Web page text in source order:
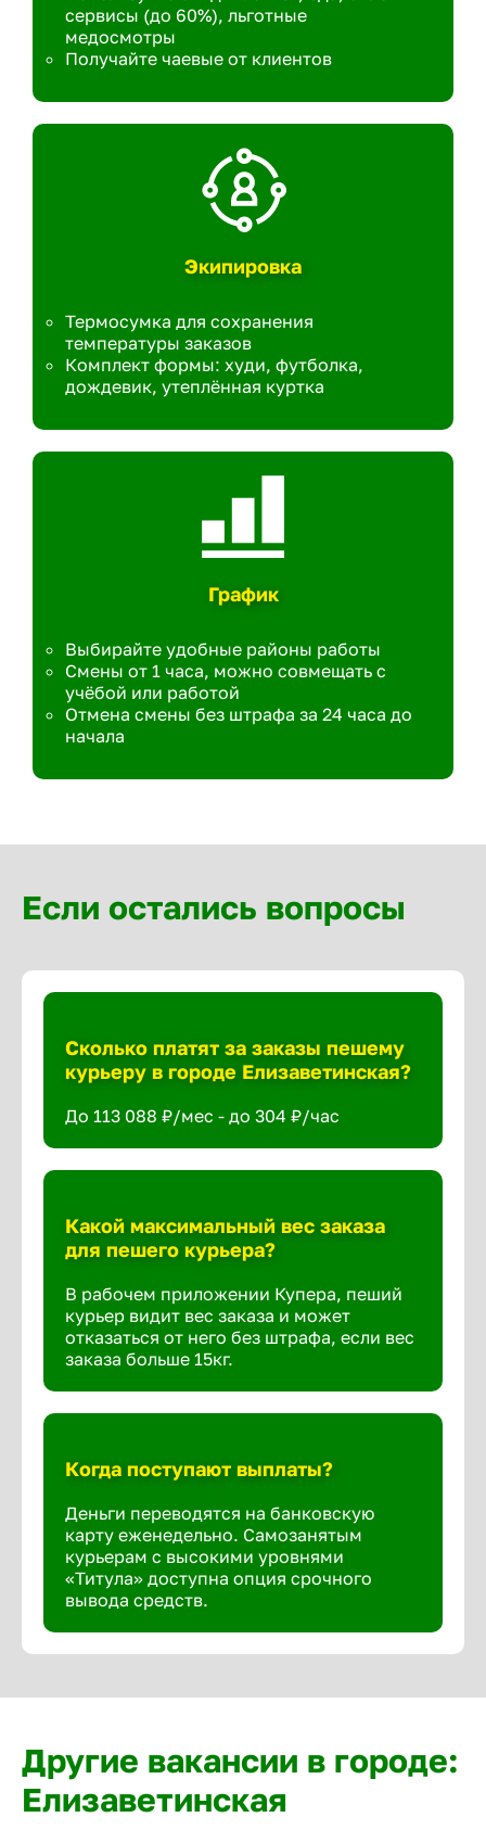
сервисы (до 60%), льготные
медосмотры
Получайте чаевые от клиентов
Экипировка
Термосумка для сохранения
температуры заказов
Комплект формы: худи, футболка,
дождевик, утеплённая куртка
График
Выбирайте удобные районы работы
Смены от 1 часа, можно совмещать с
учёбой или работой
Отмена смены без штрафа за 24 часа до
начала
Если остались вопросы
Сколько платят за заказы пешему
курьеру в городе Елизаветинская?
До 113 088 ₽/мес - до 304 ₽/час
Какой максимальный вес заказа
для пешего курьера?
В рабочем приложении Купера, пеший
курьер видит вес заказа и может
отказаться от него без штрафа, если вес
заказа больше 15кг.
Когда поступают выплаты?
Деньги переводятся на банковскую
карту еженедельно. Самозанятым
курьерам с высокими уровнями
«Титула» доступна опция срочного
вывода средств.
Другие вакансии в городе:
Елизаветинская